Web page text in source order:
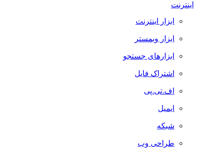
اینترنت
ابزار اینترنت
ابزار وبمستر
ابزارهای جستجو
اشتراک فایل
اف.تی.پی
ایمیل
شبکه
طراحی وب